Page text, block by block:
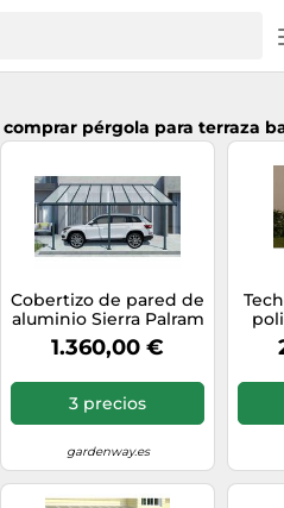
comprar pérgola para terraza
Cobertizo de pared de
aluminio Sierra Palram
- Canopia 3 x 5,46 m
blanco
1.360,00 €
3 precios
gardenway.es